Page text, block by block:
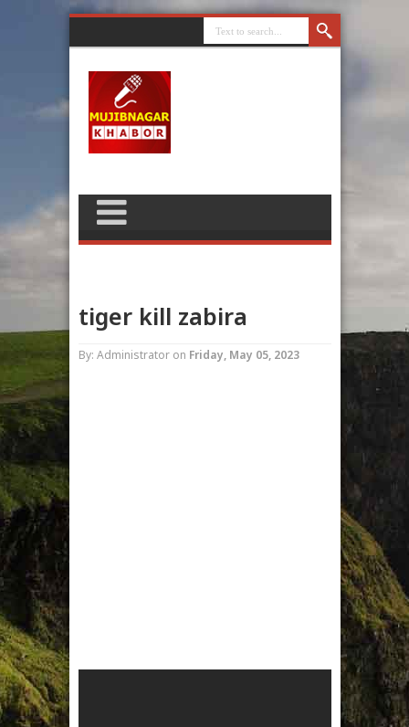
tiger kill zabira
By: Administrator on Friday, May 05, 2023